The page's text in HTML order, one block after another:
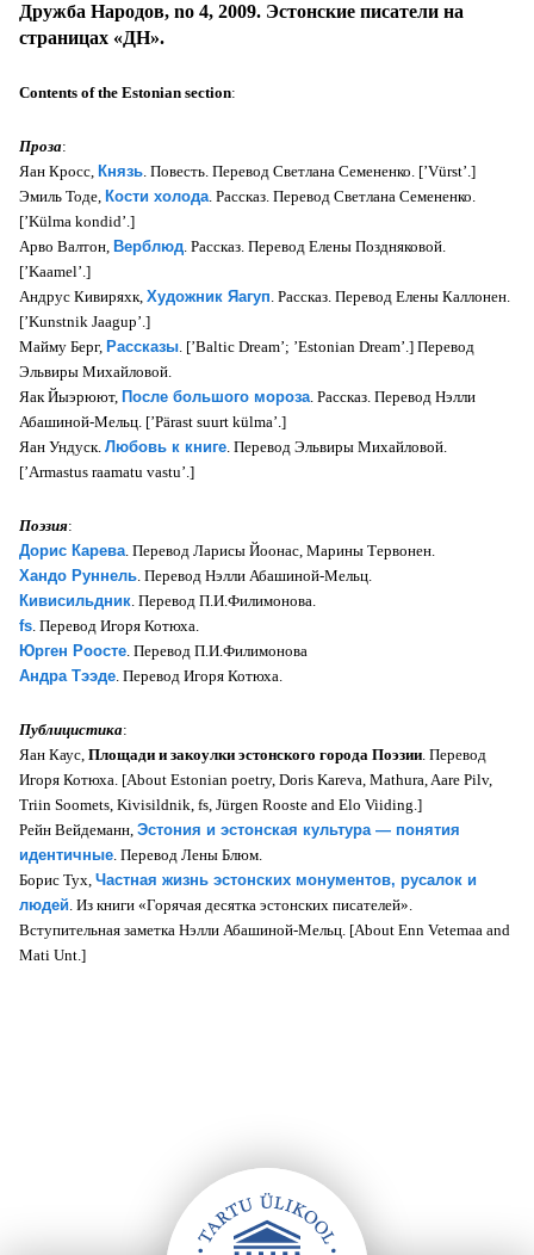
Дружба Народов, no 4, 2009. Эстонские писатели на
страницах «ДН».
Contents of the Estonian section:
Проза:
Яан Кросс, Князь. Повесть. Перевод Светлана Семененко. [’Vürst’.]
Эмиль Тоде, Кости холода. Рассказ. Перевод Светлана Семененко.
[’Külma kondid’.]
Арво Валтон, Верблюд. Рассказ. Перевод Елены Поздняковой.
[’Kaamel’.]
Андрус Кивиряхк, Художник Яагуп. Рассказ. Перевод Елены Каллонен.
[’Kunstnik Jaagup’.]
Майму Берг, Рассказы. [’Baltic Dream’; ’Estonian Dream’.] Перевод
Эльвиры Михайловой.
Яак Йыэрюют, После большого мороза. Рассказ. Перевод Нэлли
Абашиной-Мельц. [’Pärast suurt külma’.]
Яан Ундуск. Любовь к книге. Перевод Эльвиры Михайловой.
[’Armastus raamatu vastu’.]
Поэзия:
Дорис Карева. Перевод Ларисы Йоонас, Марины Тервонен.
Хандо Руннель. Перевод Нэлли Абашиной-Мельц.
Кивисильдник. Перевод П.И.Филимонова.
fs. Перевод Игоря Котюха.
Юрген Роосте. Перевод П.И.Филимонова
Андра Тээде. Перевод Игоря Котюха.
Публицистика:
Яан Каус, Площади и закоулки эстонского города Поэзии. Перевод
Игоря Котюха. [About Estonian poetry, Doris Kareva, Mathura, Aare Pilv,
Triin Soomets, Kivisildnik, fs, Jürgen Rooste and Elo Viiding.]
Рейн Вейдеманн, Эстония и эстонская культура — понятия
идентичные. Перевод Лены Блюм.
Борис Тух, Частная жизнь эстонских монументов, русалок и
людей. Из книги «Горячая десятка эстонских писателей».
Вступительная заметка Нэлли Абашиной-Мельц. [About Enn Vetemaa and
Mati Unt.]